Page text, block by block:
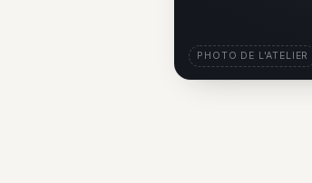
PHOTO DE L'ATELIER